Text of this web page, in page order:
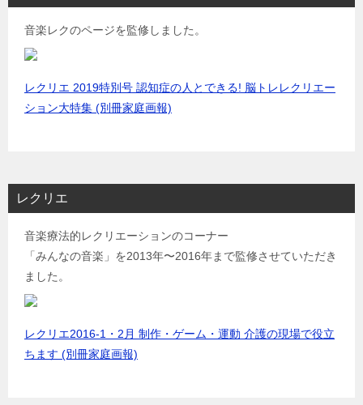
音楽レクのページを監修しました。
レクリエ 2019特別号 認知症の人とできる! 脳トレレクリエー
ション大特集 (別冊家庭画報)
レクリエ
音楽療法的レクリエーションのコーナー
「みんなの音楽」を2013年〜2016年まで監修させていただき
ました。
レクリエ2016-1・2月 制作・ゲーム・運動 介護の現場で役立
ちます (別冊家庭画報)